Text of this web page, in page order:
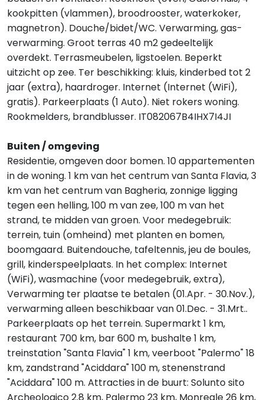
kookpitten (vlammen), broodrooster, waterkoker,
magnetron). Douche/bidet/WC. Verwarming, gas-
verwarming. Groot terras 40 m2 gedeeltelijk
overdekt. Terrasmeubelen, ligstoelen. Beperkt
uitzicht op zee. Ter beschikking: kluis, kinderbed tot 2
jaar (extra), haardroger. Internet (Internet (WiFi),
gratis). Parkeerplaats (1 Auto). Niet rokers woning.
Rookmelders, brandblusser. IT082067B4IHX7I4JI
Buiten / omgeving
Residentie, omgeven door bomen. 10 appartementen
in de woning. 1 km van het centrum van Santa Flavia, 3
km van het centrum van Bagheria, zonnige ligging
tegen een helling, 100 m van zee, 100 m van het
strand, te midden van groen. Voor medegebruik:
terrein, tuin (omheind) met planten en bomen,
boomgaard. Buitendouche, tafeltennis, jeu de boules,
grill, kinderspeelplaats. In het complex: Internet
(WiFi), wasmachine (voor medegebruik, extra),
Verwarming ter plaatse te betalen (01.Apr. - 30.Nov.),
verwarming alleen beschikbaar van 01.Dec. - 31.Mrt..
Parkeerplaats op het terrein. Supermarkt 1 km,
restaurant 700 km, bar 600 m, bushalte 1 km,
treinstation "Santa Flavia" 1 km, veerboot "Palermo" 18
km, zandstrand "Aciddara" 100 m, stenenstrand
"Aciddara" 100 m. Attracties in de buurt: Solunto sito